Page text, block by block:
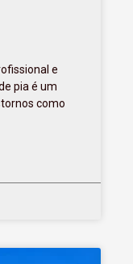
e
pia é um
como